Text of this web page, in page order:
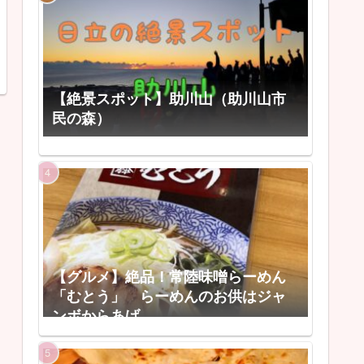
【絶景スポット】助川山（助川山市
民の森）
【グルメ】絶品！常陸味噌らーめん
「むとう」 らーめんのお供はジャ
ンボからあげ